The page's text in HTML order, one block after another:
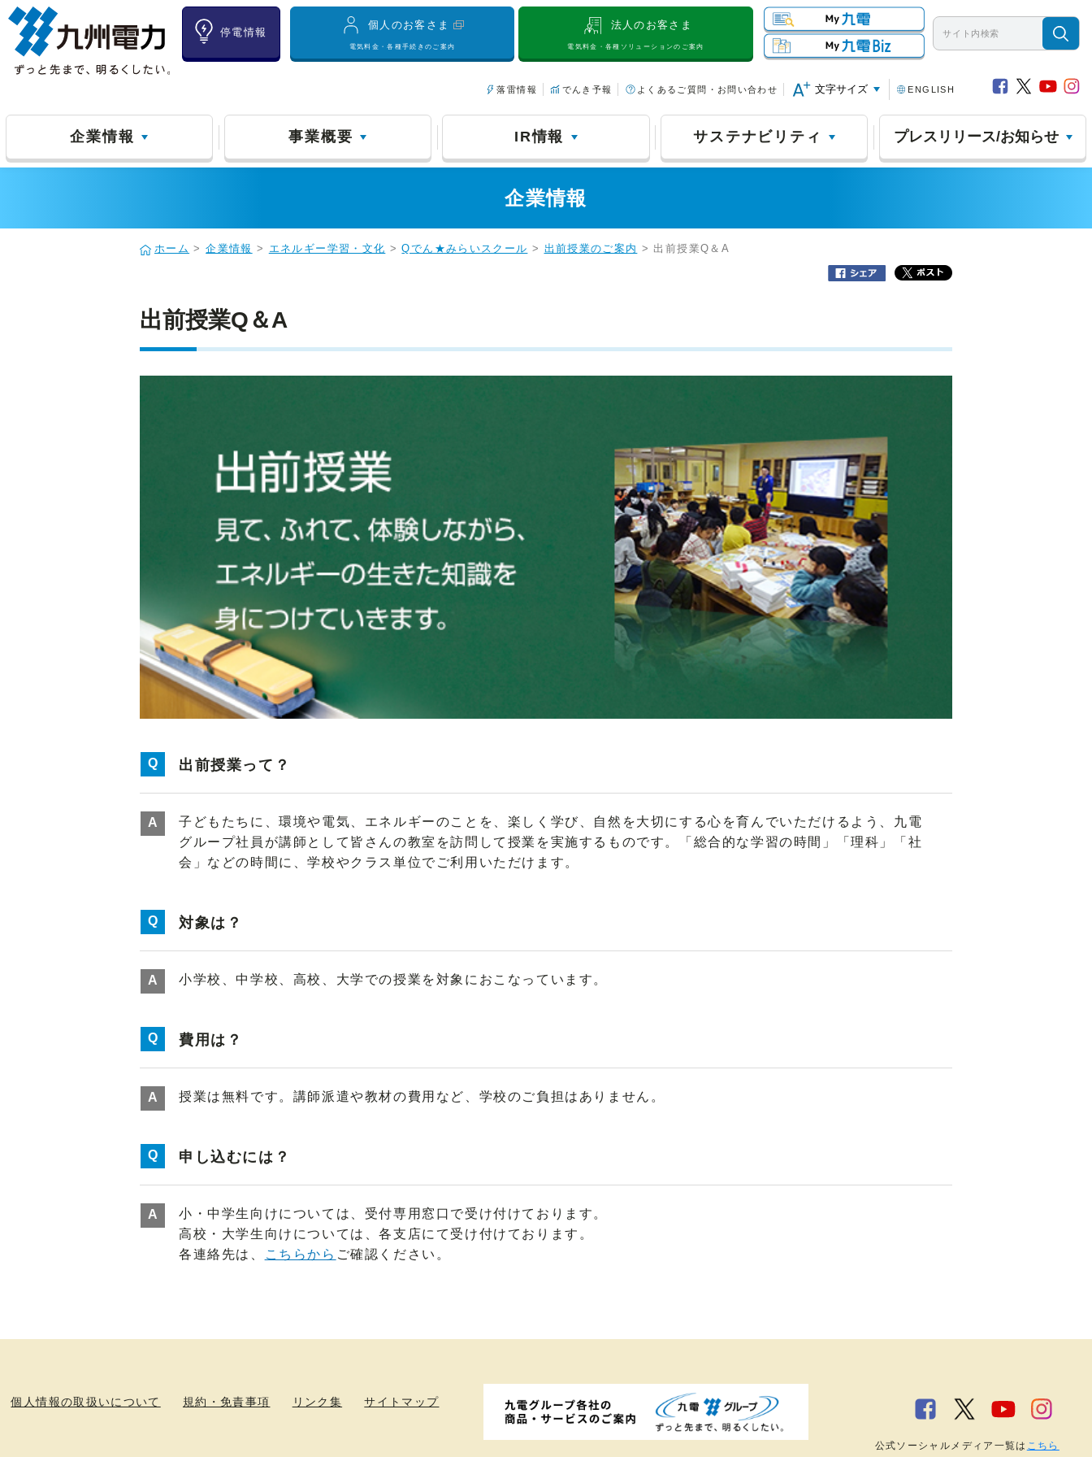
停電情報
個人のお客さま
電気料金・各種手続きのご案内
法人のお客さま
電気料金・各種ソリューションのご案内
落雷情報 でんき予報 よくあるご質問・お問い合わせ 文字サイズ ENGLISH
企業情報 事業概要 IR情報 サステナビリティ プレスリリース/お知らせ
企業情報
ホーム >企業情報 > エネルギー学習・文化 >Qでん★みらいスクール > 出前授業のご案内 > 出前授業Q＆A
出前授業Q＆A
出前授業って？
子どもたちに、環境や電気、エネルギーのことを、楽しく学び、自然を大切にする心を育んでいただけるよう、九電
グループ社員が講師として皆さんの教室を訪問して授業を実施するものです。「総合的な学習の時間」「理科」「社
会」などの時間に、学校やクラス単位でご利用いただけます。
対象は？
小学校、中学校、高校、大学での授業を対象におこなっています。
費用は？
授業は無料です。講師派遣や教材の費用など、学校のご負担はありません。
申し込むには？
小・中学生向けについては、受付専用窓口で受け付けております。
高校・大学生向けについては、各支店にて受け付けております。
各連絡先は、
こちらから ご確認ください。
個人情報の取扱いについて 規約・免責事項 リンク集 サイトマップ
公式ソーシャルメディア一覧は こちら